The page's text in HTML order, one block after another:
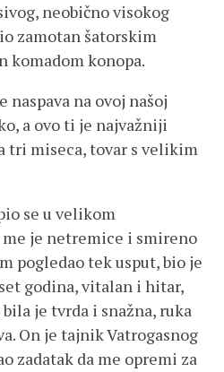
neobično visokog
zamotan šatorskim
komadom konopa.
na ovoj našoj
a ovo ti je najvažniji
tri miseca, tovar s velikim
se u velikom
je netremice i smireno
pogledao tek usput, bio je
godina, vitalan i hitar,
je tvrda i snažna, ruka
On je tajnik Vatrogasnog
zadatak da me opremi za